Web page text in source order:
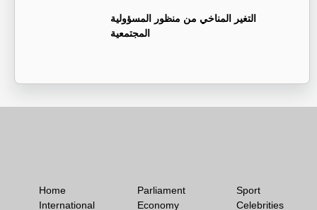
التغير المناخي من منظور المسؤولية
المجتمعية
Home
International
Parliament
Economy
Sport
Celebrities